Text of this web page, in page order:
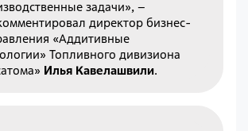
задачи», –
директор бизнес-
«Аддитивные
Топливного дивизиона
Илья Кавелашвили.